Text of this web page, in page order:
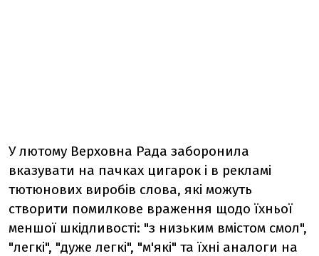
У лютому Верховна Рада заборонила
вказувати на пачках цигарок і в рекламі
тютюнових виробів слова, які можуть
створити помилкове враження щодо їхньої
меншої шкідливості: "з низьким вмістом смол",
"легкі", "дуже легкі", "м'які" та їхні аналоги на